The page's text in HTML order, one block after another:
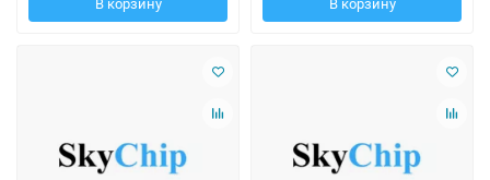
В корзину В корзину